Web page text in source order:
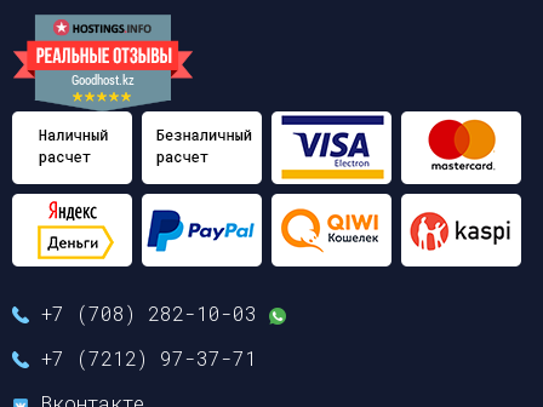
+7 (708) 282-10-03
+7 (7212) 97-37-71